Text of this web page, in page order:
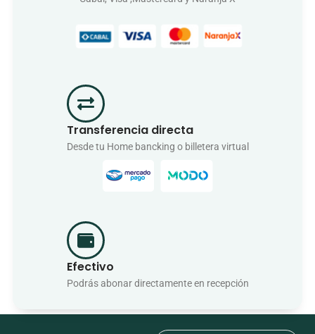
Transferencia directa
Desde tu Home bancking o billetera virtual
Efectivo
Podrás abonar directamente en recepción